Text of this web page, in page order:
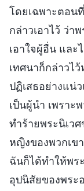
โดยเฉพาะตอน
กล่าวเอาไว้ ว่า
เอาใจผู้อื่น และ
เทศนาก็กล่าวไ
ปฏิเสธอย่างแน่
เป็นผู้นำ เพราะ
ทำร้ายพระนิเว
หญิงของพวกเข
ฉันก็ได้ทำให้พร
อุปนิสัยของพระ